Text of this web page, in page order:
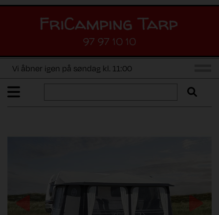
97 97 10 10
Vi åbner igen på søndag kl. 11:00
Previous